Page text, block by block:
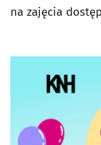
na zajęcia